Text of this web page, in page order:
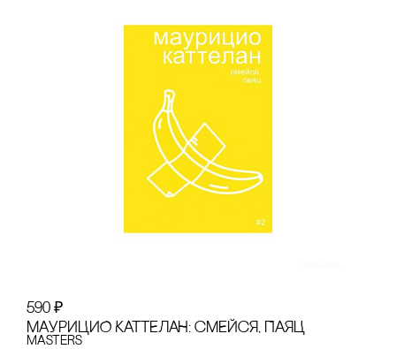
590 ₽
МАУРИЦИО КАТТЕЛАН: сМЕЙсЯ, ПАЯЦ
Masters